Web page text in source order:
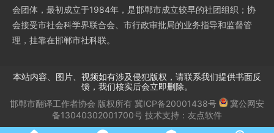
会团体，最初成立于1984年，是邯郸市成立较早的社团组织；协
会接受市社会科学界联合会、市行政审批局的业务指导和监督管
理，挂靠在邯郸市社科联。
本站内容、图片、视频如有涉及侵犯版权，请联系我们提供书面反
馈，我们核实后会立即删除。
邯郸市翻译工作者协会 版权所有冀ICP备20001438号
冀公网安
备13040302001700号 技术支持： 友点软件